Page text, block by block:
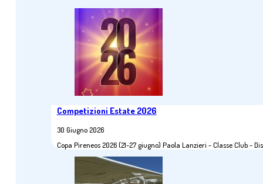
Competizioni Estate 2026
30 Giugno 2026
Copa Pireneos 2026 (21-27 giugno) Paola Lanzieri - Classe Club -